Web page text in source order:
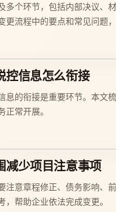
多个环节，包括内部决议、
流程中的要点和常见问题，
控信息怎么衔接
息的衔接是重要环节。本文
常开展。
减少项目注意事项
注意章程修正、债务影响、
帮助企业依法完成变更。